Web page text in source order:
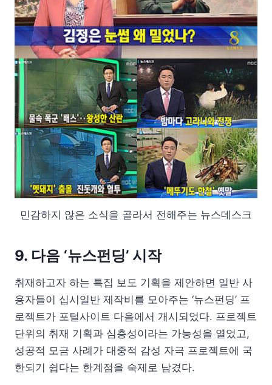
민감하지 않은 소식을 골라서 전해주는 뉴스데스크
9. 다음 ‘뉴스펀딩’ 시작
취재하고자 하는 특집 보도 기획을 제안하면 일반 사
용자들이 십시일반 제작비를 모아주는 ‘뉴스펀딩’ 프
로젝트가 포털사이트 다음에서 개시되었다. 프로젝트
단위의 취재 기획과 심층성이라는 가능성을 열었고,
성공적 모금 사례가 대중적 감성 자극 프로젝트에 국
한되기 쉽다는 한계점을 숙제로 남겼다.